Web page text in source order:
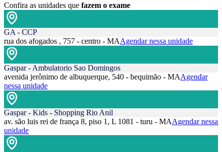
Confira as unidades que fazem o exame
GA - CCP
rua dos afogados , 757 - centro - MAAgendar nessa unidade
Gaspar - Ambulatorio Sao Domingos
avenida jerônimo de albuquerque, 540 - bequimão - MAAgendar
nessa unidade
Gaspar - Kids - Shopping Rio Anil
av. são luis rei de frança 8, piso 1, L 1081 - turu - MAAgendar nessa
unidade